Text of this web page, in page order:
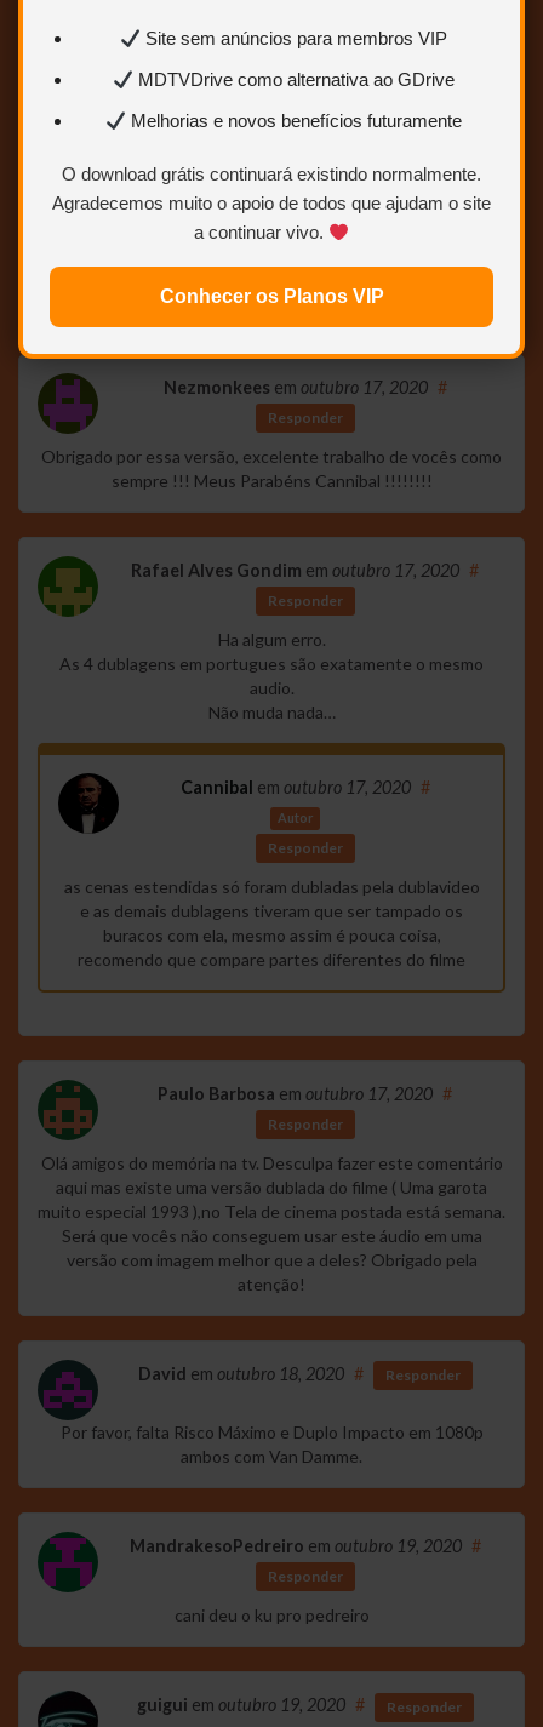
Site sem anúncios para membros VIP
MDTVDrive como alternativa ao GDrive
Melhorias e novos benefícios futuramente
O download grátis continuará existindo normalmente.
Agradecemos muito o apoio de todos que ajudam o site
a continuar vivo.
Conhecer os Planos VIP
teste
28 comentários
Nezmonkees em outubro 17, 2020 #
Responder
Obrigado por essa versão, excelente trabalho de vocês como
sempre !!! Meus Parabéns Cannibal !!!!!!!!
Rafael Alves Gondim em outubro 17, 2020 #
Responder
Ha algum erro.
As 4 dublagens em portugues são exatamente o mesmo
audio.
Não muda nada…
Cannibal em outubro 17, 2020
Autor
#
Responder
as cenas estendidas só foram dubladas pela dublavideo
e as demais dublagens tiveram que ser tampado os
buracos com ela, mesmo assim é pouca coisa,
recomendo que compare partes diferentes do filme
Paulo Barbosa em outubro 17, 2020 #
Responder
Olá amigos do memória na tv. Desculpa fazer este comentário
aqui mas existe uma versão dublada do filme ( Uma garota
muito especial 1993 ),no Tela de cinema postada está semana.
Será que vocês não conseguem usar este áudio em uma
versão com imagem melhor que a deles? Obrigado pela
atenção!
David em outubro 18, 2020 # Responder
Por favor, falta Risco Máximo e Duplo Impacto em 1080p
ambos com Van Damme.
MandrakesoPedreiro em outubro 19, 2020 #
Responder
cani deu o ku pro pedreiro
guigui em outubro 19, 2020 # Responder